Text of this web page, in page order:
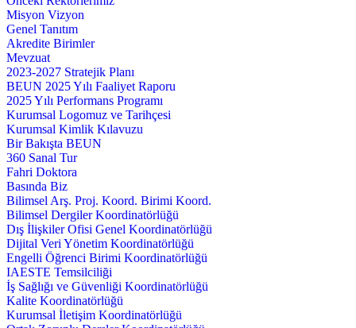
Misyon Vizyon
Genel Tanıtım
Akredite Birimler
Mevzuat
2023-2027 Stratejik Planı
BEUN 2025 Yılı Faaliyet Raporu
2025 Yılı Performans Programı
Kurumsal Logomuz ve Tarihçesi
Kurumsal Kimlik Kılavuzu
Bir Bakışta BEUN
360 Sanal Tur
Fahri Doktora
Basında Biz
Bilimsel Arş. Proj. Koord. Birimi Koord.
Bilimsel Dergiler Koordinatörlüğü
Dış İlişkiler Ofisi Genel Koordinatörlüğü
Dijital Veri Yönetim Koordinatörlüğü
Engelli Öğrenci Birimi Koordinatörlüğü
IAESTE Temsilciliği
İş Sağlığı ve Güvenliği Koordinatörlüğü
Kalite Koordinatörlüğü
Kurumsal İletişim Koordinatörlüğü